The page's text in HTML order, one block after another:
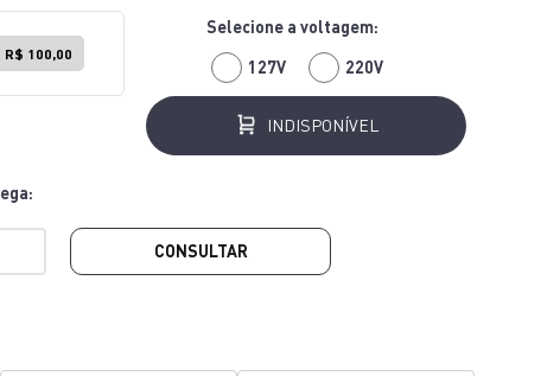
R$ 100,00
127V 220V
INDISPONÍVEL
CONSULTAR